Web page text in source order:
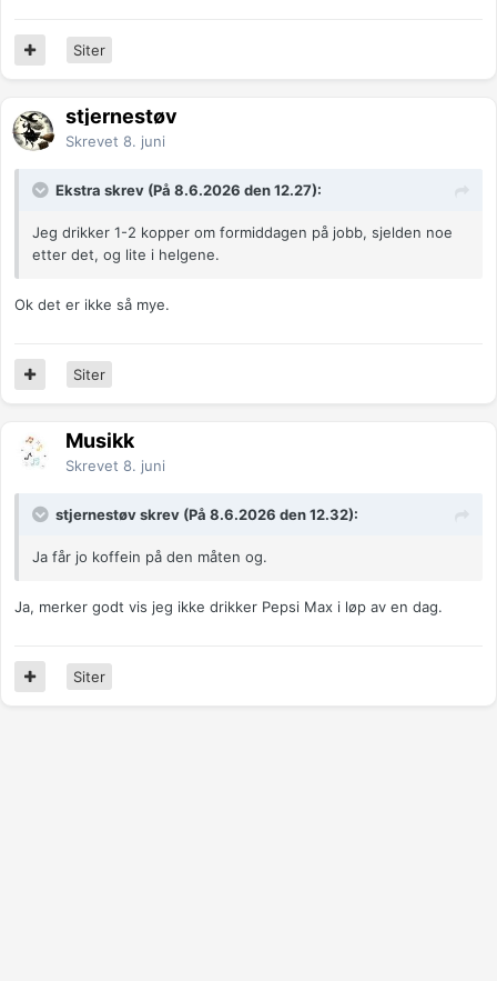
Siter
stjernestøv
Skrevet 8. juni
Ekstra skrev (På 8.6.2026 den 12.27):
Jeg drikker 1-2 kopper om formiddagen på jobb, sjelden noe
etter det, og lite i helgene.
Ok det er ikke så mye.
Siter
Musikk
Skrevet 8. juni
stjernestøv skrev (På 8.6.2026 den 12.32):
Ja får jo koffein på den måten og.
Ja, merker godt vis jeg ikke drikker Pepsi Max i løp av en dag.
Siter